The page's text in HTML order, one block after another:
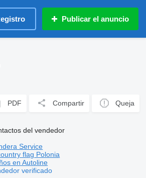
Publicar el anuncio
PDF Compartir Queja
del vendedor
Service
Polonia
en Autoline
verificado